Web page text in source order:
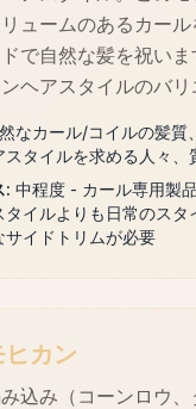
ュームのあるカー
で自然な髪を祝い
ヘアスタイルのバリ
なカール/コイルの髪質
スタイルを求める人々、
: 中程度 - カール専用製
タイルよりも日常のスタ
サイドトリムが必要
カン
込み（コーンロウ、